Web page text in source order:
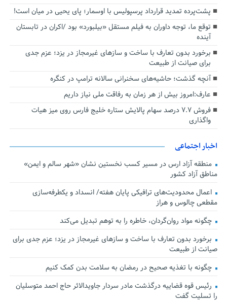
پشت‌پرده تمدید قرارداد پرسپولیس با اوسمار؛ پای یحیی در میان است!
توقع ما، توجه داوران به فیلم مستقل «بیلبورد» بود /اکران در تابستان
آینده
برخورد بدون تعارف با ساخت‌ و سازهای غیرمجاز در یزد؛ عزم جدی
برای صیانت از طبیعت
آنچه گذشت؛ حاشیه‌های سخنرانی سالانه ترامپ در کنگره
عارف:امروز بیش از هر زمان به رفاقت ملی نیاز داریم
فروش ۷.۷ درصد سهام پالایش ستاره خلیج فارس روی میز هیات
واگذاری
اخبار اجتماعی
منطقه آزاد ارس در مسیر کسب نخستین نشان «شهر سالم و ایمن»
مناطق آزاد کشور
اعمال محدودیت‌های ترافیکی پایان هفته/ انسداد و یکطرفه‌سازی
مقطعی چالوس و هراز
چگونه مواد روان‌گردان، خاطره را به توهم تبدیل می‌کند
برخورد بدون تعارف با ساخت‌ و سازهای غیرمجاز در یزد؛ عزم جدی برای
صیانت از طبیعت
چگونه با تغذیه صحیح در رمضان به سلامت بدن کمک کنیم
رئیس قوه قضاییه درگذشت مادر سردار جاویدالاثر حاج احمد متوسلیان
را تسلیت گفت